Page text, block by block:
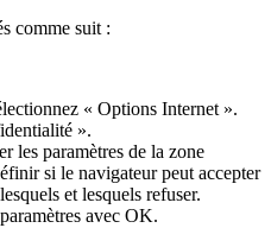
comme suit :
« Options Internet ».
».
les paramètres de la zone
si le navigateur peut accepter
et lesquels refuser.
avec OK.